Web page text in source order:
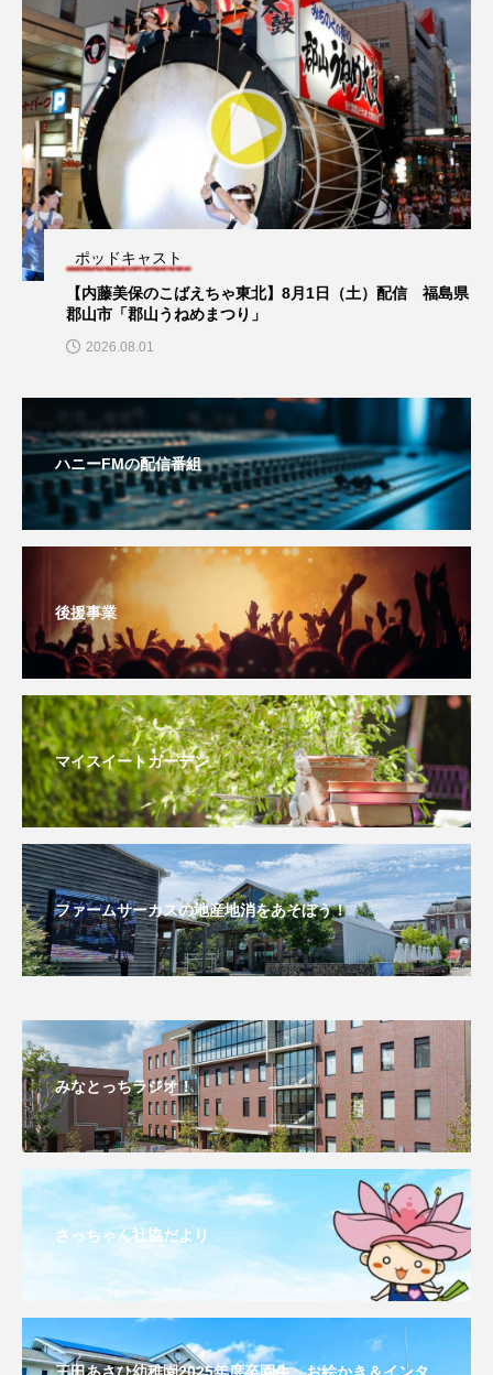
アメリカ アメリカ・イギリス製作
アメリカ映画 アメリカ製作
アリのおでかけ アリアナ・グランデ
アリス館 アル・パチーノ アンプラグド
アン・ハサウェイ
イエス・キリスト イギリス イギリス映画
インタビュー
インド映画 イ・レ ウィキッド
ウィキッド 永遠の約束
ウィリアム・シェイクスピア
ウインド・アンサンブル・コスモス
ウインド･アンサンブル･コスモス
エディントンへようこそ エミリア・ペレス
エミリー・ワトソン エリーザ・シュロット
エンターテインメント オダギリジョー
オダギリ・ジョー オム・ハヌル
カフェテラス カラーモンスター
カンヌ国際映画祭 カーテンコールの灯
ガーデニングラジオ キム・へヨン
キング・オブ・キングス クラファン
クロエ・ジャオ グリム兄弟
ケネス・ブラナー ゲスト コクヨ
ポッドキャスト
【内藤美保のこばえちゃ東北】8月1日（土）配信 福島県
郡山市「郡山うねめまつり」
2026.08.01
学校テレフォンライン
校3、4年生：1学期頑張ったことや楽しかったことを聞き
プレイリスト
【プレイリスト】2024年邦楽ヒット50選 !
ハニーFMの配信番組
後援事業
マイスイートガーデン
ファームサーカスの地産地消をあそぼう！
みなとっちラジオ！
さっちゃん社協だより